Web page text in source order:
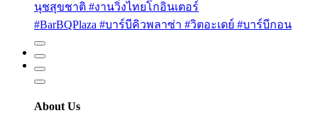
นุชสุขชาติ #งานวิ่งไทยโกอินเตอร์
#BarBQPlaza #บาร์บีคิวพลาซ่า #วิตอะเดย์ #บาร์บีกอน
About Us